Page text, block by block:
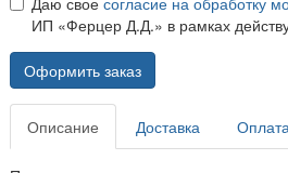
ИП «Ферцер Д.Д.» в рамках
Оформить заказ
Описание Доставка Оплата